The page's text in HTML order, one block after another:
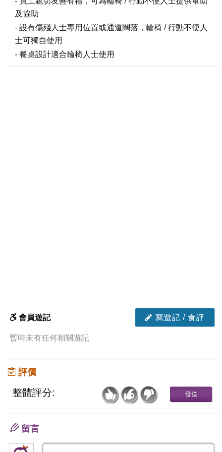
及協助
- 設有傷殘人士專用位置或通道闊落，輪椅 / 行動不便人
士可獨自使用
- 餐桌設計適合輪椅人士使用
寫遊記 / 食評
會員遊記
暫時未有任何相關遊記
評價
整體評分:
留言